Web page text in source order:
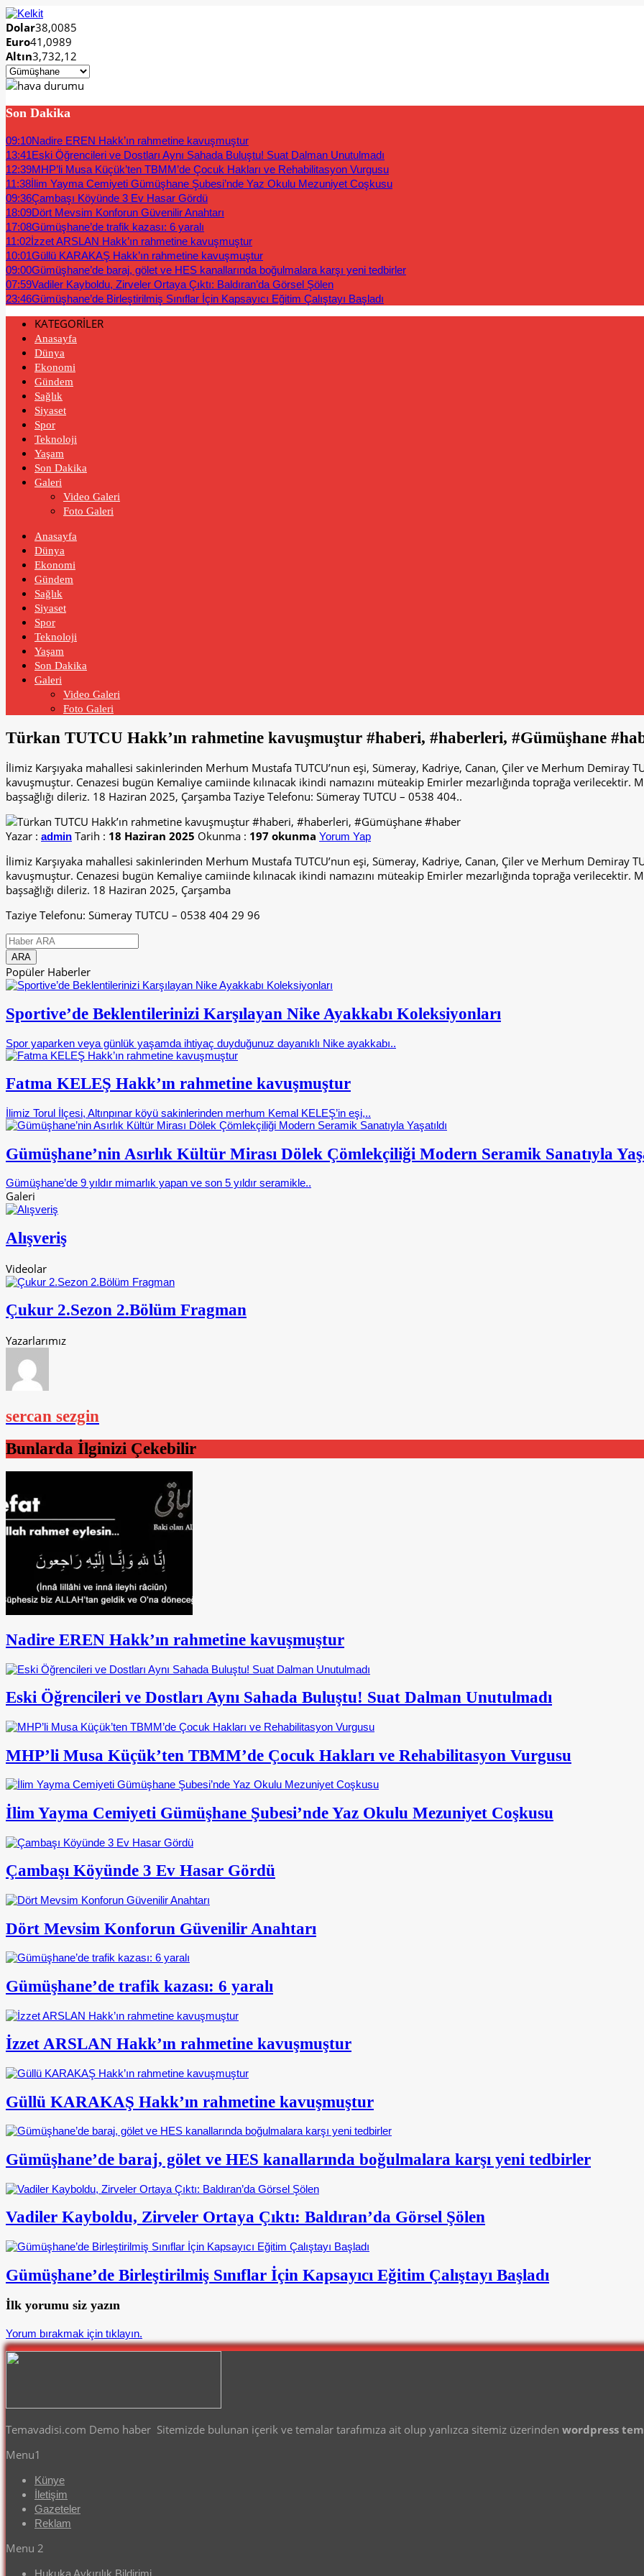
Dolar38,0085
Euro41,0989
Altın3,732,12
Son Dakika
09:10Nadire EREN Hakk’ın rahmetine kavuşmuştur
13:41Eski Öğrencileri ve Dostları Aynı Sahada Buluştu! Suat Dalman Unutulmadı
12:39MHP’li Musa Küçük’ten TBMM’de Çocuk Hakları ve Rehabilitasyon Vurgusu
11:38İlim Yayma Cemiyeti Gümüşhane Şubesi’nde Yaz Okulu Mezuniyet Coşkusu
09:36Çambaşı Köyünde 3 Ev Hasar Gördü
18:09Dört Mevsim Konforun Güvenilir Anahtarı
17:08Gümüşhane’de trafik kazası: 6 yaralı
11:02İzzet ARSLAN Hakk’ın rahmetine kavuşmuştur
10:01Güllü KARAKAŞ Hakk’ın rahmetine kavuşmuştur
09:00Gümüşhane’de baraj, gölet ve HES kanallarında boğulmalara karşı yeni tedbirler
07:59Vadiler Kayboldu, Zirveler Ortaya Çıktı: Baldıran’da Görsel Şölen
23:46Gümüşhane’de Birleştirilmiş Sınıflar İçin Kapsayıcı Eğitim Çalıştayı Başladı
KATEGORİLER
Anasayfa
Dünya
Ekonomi
Gündem
Sağlık
Siyaset
Spor
Teknoloji
Yaşam
Son Dakika
Galeri
Video Galeri
Foto Galeri
Anasayfa
Dünya
Ekonomi
Gündem
Sağlık
Siyaset
Spor
Teknoloji
Yaşam
Son Dakika
Galeri
Video Galeri
Foto Galeri
Türkan TUTCU Hakk’ın rahmetine kavuşmuştur #haberi, #haberleri, #Gümüşhane
İlimiz Karşıyaka mahallesi sakinlerinden Merhum Mustafa TUTCU’nun eşi, Sümeray, Kadriye, Canan, Çiler ve Merhum Demiray
kavuşmuştur. Cenazesi bugün Kemaliye camiinde kılınacak ikindi namazını müteakip Emirler mezarlığında toprağa verilecektir.
başsağlığı dileriz. 18 Haziran 2025, Çarşamba Taziye Telefonu: Sümeray TUTCU – 0538 404..
Yazar : admin Tarih : 18 Haziran 2025 Okunma : 197 okunma Yorum Yap
İlimiz Karşıyaka mahallesi sakinlerinden Merhum Mustafa TUTCU’nun eşi, Sümeray, Kadriye, Canan, Çiler ve Merhum Demiray
kavuşmuştur. Cenazesi bugün Kemaliye camiinde kılınacak ikindi namazını müteakip Emirler mezarlığında toprağa verilecektir.
başsağlığı dileriz. 18 Haziran 2025, Çarşamba
Taziye Telefonu: Sümeray TUTCU – 0538 404 29 96
Popüler Haberler
Sportive’de Beklentilerinizi Karşılayan Nike Ayakkabı Koleksiyonları
Spor yaparken veya günlük yaşamda ihtiyaç duyduğunuz dayanıklı Nike ayakkabı..
Fatma KELEŞ Hakk’ın rahmetine kavuşmuştur
İlimiz Torul İlçesi, Altınpınar köyü sakinlerinden merhum Kemal KELEŞ’in eşi,..
Gümüşhane’nin Asırlık Kültür Mirası Dölek Çömlekçiliği Modern Seramik Sanatıyla
Gümüşhane’de 9 yıldır mimarlık yapan ve son 5 yıldır seramikle..
Galeri
Alışveriş
Videolar
Çukur 2.Sezon 2.Bölüm Fragman
Yazarlarımız
sercan sezgin
Bunlarda İlginizi Çekebilir
Nadire EREN Hakk’ın rahmetine kavuşmuştur
Eski Öğrencileri ve Dostları Aynı Sahada Buluştu! Suat Dalman Unutulmadı
MHP’li Musa Küçük’ten TBMM’de Çocuk Hakları ve Rehabilitasyon Vurgusu
İlim Yayma Cemiyeti Gümüşhane Şubesi’nde Yaz Okulu Mezuniyet Coşkusu
Çambaşı Köyünde 3 Ev Hasar Gördü
Dört Mevsim Konforun Güvenilir Anahtarı
Gümüşhane’de trafik kazası: 6 yaralı
İzzet ARSLAN Hakk’ın rahmetine kavuşmuştur
Güllü KARAKAŞ Hakk’ın rahmetine kavuşmuştur
Gümüşhane’de baraj, gölet ve HES kanallarında boğulmalara karşı yeni tedbirler
Vadiler Kayboldu, Zirveler Ortaya Çıktı: Baldıran’da Görsel Şölen
Gümüşhane’de Birleştirilmiş Sınıflar İçin Kapsayıcı Eğitim Çalıştayı Başladı
İlk yorumu siz yazın
Yorum bırakmak için tıklayın.
Temavadisi.com Demo haber Sitemizde bulunan içerik ve temalar tarafımıza ait olup yanlızca sitemiz üzerinden wordpress
Menu1
Künye
İletişim
Gazeteler
Reklam
Menu 2
Hukuka Aykırılık Bildirimi